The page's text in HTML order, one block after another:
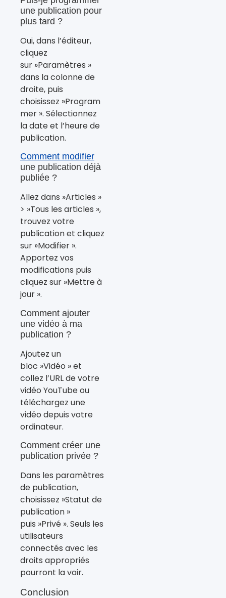
une publication pour
plus tard ?
Oui, dans l’éditeur,
cliquez
sur »Paramètres »
dans la colonne de
droite, puis
choisissez »Program
mer ». Sélectionnez
la date et l’heure de
publication.
Comment modifier
une publication déjà
publiée ?
Allez dans »Articles »
> »Tous les articles »,
trouvez votre
publication et cliquez
sur »Modifier ».
Apportez vos
modifications puis
cliquez sur »Mettre à
jour ».
Comment ajouter
une vidéo à ma
publication ?
Ajoutez un
bloc »Vidéo » et
collez l’URL de votre
vidéo YouTube ou
téléchargez une
vidéo depuis votre
ordinateur.
Comment créer une
publication privée ?
Dans les paramètres
de publication,
choisissez »Statut de
publication »
puis »Privé ». Seuls les
utilisateurs
connectés avec les
droits appropriés
pourront la voir.
Conclusion